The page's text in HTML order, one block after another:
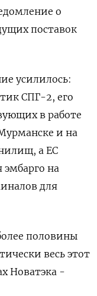
о
поставок
усилилось:
СПГ-2, его
в работе
и на
а ЕС
эмбарго на
для
половины
весь этот
Новатэка -